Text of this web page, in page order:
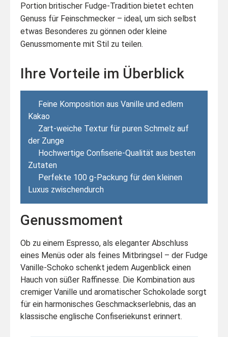
Portion britischer Fudge-Tradition bietet echten
Genuss für Feinschmecker – ideal, um sich selbst
etwas Besonderes zu gönnen oder kleine
Genussmomente mit Stil zu teilen.
Ihre Vorteile im Überblick
Feine Komposition aus Vanille und edlem
Kakao
Zart-weiche Textur für puren Schmelz auf
der Zunge
Hochwertige Confiserie-Qualität aus besten
Zutaten
Perfekte 100 g-Packung für den kleinen
Luxus zwischendurch
Genussmoment
Ob zu einem Espresso, als eleganter Abschluss
eines Menüs oder als feines Mitbringsel – der Fudge
Vanille-Schoko schenkt jedem Augenblick einen
Hauch von süßer Raffinesse. Die Kombination aus
cremiger Vanille und aromatischer Schokolade sorgt
für ein harmonisches Geschmackserlebnis, das an
klassische englische Confiseriekunst erinnert.